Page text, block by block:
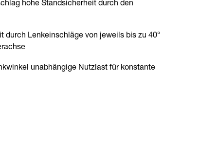
hohe Standsicherheit durch den
durch Lenkeinschläge von jeweils bis zu 40°
unabhängige Nutzlast für konstante